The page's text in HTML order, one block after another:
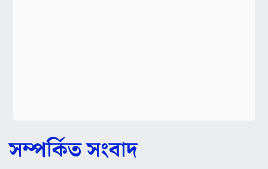
সম্পর্কিত সংবাদ